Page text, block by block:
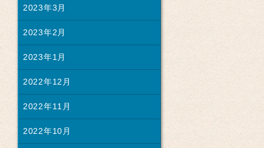
2023年3月
2023年2月
2023年1月
2022年12月
2022年11月
2022年10月